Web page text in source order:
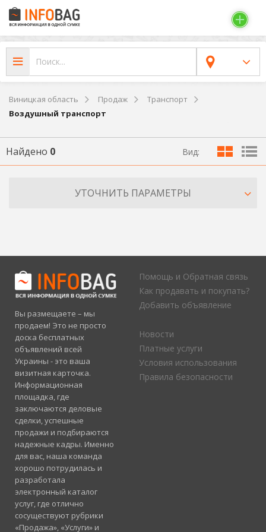
Виницкая область Продаж
Транспорт
Воздушный транспорт
Найдено 0 Вид:
УТОЧНИТЬ ПАРАМЕТРЫ
Вы размещаете – мы
продаем! Это не просто
доска бесплатных
объявлений всей
Украины - это ваша
визитная карточка.
Информационная
площадка, где
заключаются деловые
сделки, успешные
продажи и подбираются
надежные кадры. Именно
для вас, наша команда
хорошо потрудилась и
разработала
электронный каталог
услуг, где отлично
сосуществуют рубрики
«Продажа», «Услуги» и
Помощь и Обратная связь
Как продавать и покупать?
Добавить объявление
Новости
Платные услуги
Условия использования
Правила безопасности